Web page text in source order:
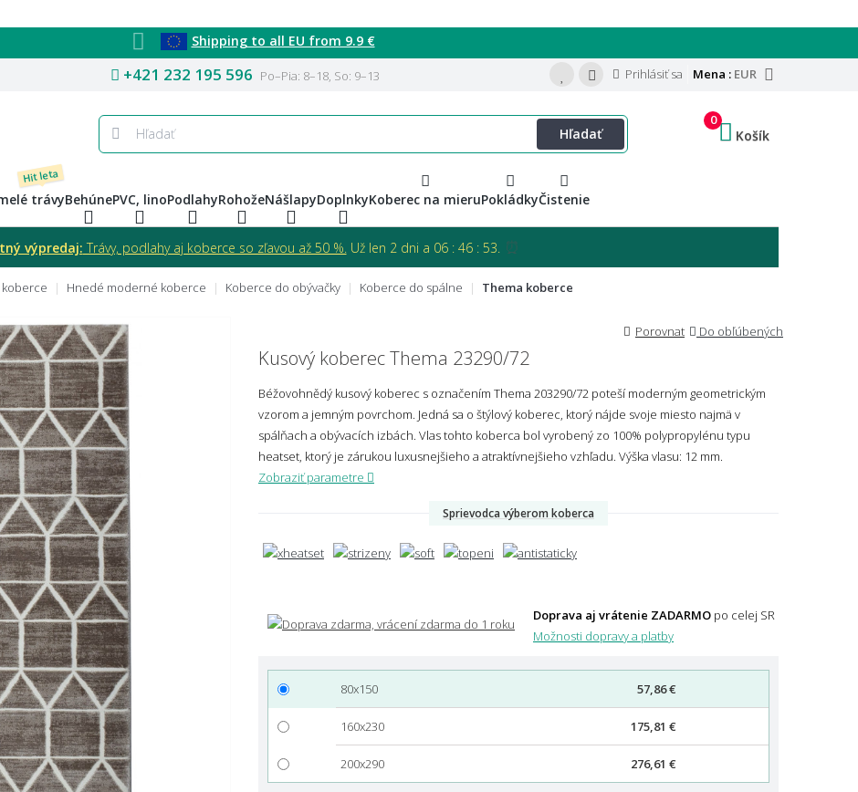
Shipping to all EU from 9.9 €
+421 232 195 596 Po–Pia: 8–18, So: 9–13 Mena : EUR
Prihlásiť sa
Hľadať
0
Košík
Hit leta
trávyBehúnePVC, linoPodlahyRohožeNášlapyDoplnkyKoberec na mieruPokládkyČistenie
výpredaj: Trávy, podlahy aj koberce so zľavou až 50 %. Už len 2 dni a 06 : 46 : 52. ⏰
Hnedé moderné koberce Koberce do obývačky Koberce do spálne Thema koberce
Porovnat Do obľúbených
Kusový koberec Thema 23290/72
Béžovohnědý kusový koberec s označením Thema 203290/72 poteší moderným geometrickým
vzorom a jemným povrchom. Jedná sa o štýlový koberec, ktorý nájde svoje miesto najmä v
spálňach a obývacích izbách. Vlas tohto koberca bol vyrobený zo 100% polypropylénu typu
heatset, ktorý je zárukou luxusnejšieho a atraktívnejšieho vzhľadu. Výška vlasu: 12 mm.
Zobraziť parametre
Sprievodca výberom koberca
Doprava aj vrátenie ZADARMO po celej SR
Možnosti dopravy a platby
80x150 57,86 €
160x230 175,81 €
200x290 276,61 €